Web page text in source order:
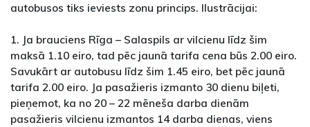
autobusos tiks ieviests zonu princips. Ilustrācijai:
1. Ja brauciens Rīga – Salaspils ar vilcienu līdz šim
maksā 1.10 eiro, tad pēc jaunā tarifa cena būs 2.00 eiro.
Savukārt ar autobusu līdz šim 1.45 eiro, bet pēc jaunā
tarifa 2.00 eiro. Ja pasažieris izmanto 30 dienu biļeti,
pieņemot, ka no 20 – 22 mēneša darba dienām
pasažieris vilcienu izmantos 14 darba dienas, viens